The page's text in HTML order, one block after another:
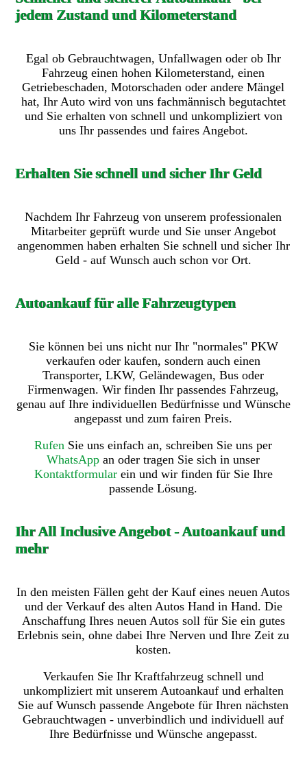
jedem Zustand und Kilometerstand
Egal ob Gebrauchtwagen, Unfallwagen oder ob Ihr
Fahrzeug einen hohen Kilometerstand, einen
Getriebeschaden, Motorschaden oder andere Mängel
hat, Ihr Auto wird von uns fachmännisch begutachtet
und Sie erhalten von schnell und unkompliziert von
uns Ihr passendes und faires Angebot.
Erhalten Sie schnell und sicher Ihr Geld
Nachdem Ihr Fahrzeug von unserem professionalen
Mitarbeiter geprüft wurde und Sie unser Angebot
angenommen haben erhalten Sie schnell und sicher Ihr
Geld - auf Wunsch auch schon vor Ort.
Autoankauf für alle Fahrzeugtypen
Sie können bei uns nicht nur Ihr "normales" PKW
verkaufen oder kaufen, sondern auch einen
Transporter, LKW, Geländewagen, Bus oder
Firmenwagen. Wir finden Ihr passendes Fahrzeug,
genau auf Ihre individuellen Bedürfnisse und Wünsche
angepasst und zum fairen Preis.
Rufen Sie uns einfach an, schreiben Sie uns per
WhatsApp an oder tragen Sie sich in unser
Kontaktformularein und wir finden für Sie Ihre
passende Lösung.
Ihr All Inclusive Angebot - Autoankauf und
mehr
In den meisten Fällen geht der Kauf eines neuen Autos
und der Verkauf des alten Autos Hand in Hand. Die
Anschaffung Ihres neuen Autos soll für Sie ein gutes
Erlebnis sein, ohne dabei Ihre Nerven und Ihre Zeit zu
kosten.
Verkaufen Sie Ihr Kraftfahrzeug schnell und
unkompliziert mit unserem Autoankauf und erhalten
Sie auf Wunsch passende Angebote für Ihren nächsten
Gebrauchtwagen - unverbindlich und individuell auf
Ihre Bedürfnisse und Wünsche angepasst.